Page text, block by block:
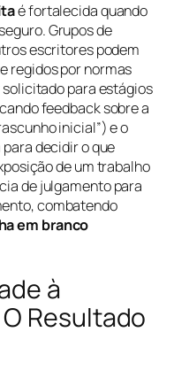
é fortalecida quando
Grupos de
escritores podem
regidos por normas
para estágios
feedback sobre a
inicial”) e o
decidir o que
de um trabalho
de julgamento para
combatendo
em branco
à
Resultado